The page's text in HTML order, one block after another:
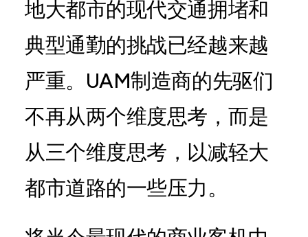
地大都市的现代交通拥堵和
典型通勤的挑战已经越来越
严重。UAM制造商的先驱们
不再从两个维度思考，而是
从三个维度思考，以减轻大
都市道路的一些压力。